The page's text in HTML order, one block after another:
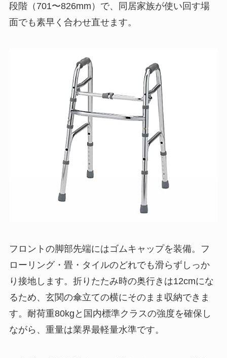
段階（701〜826mm）で、同居家族が使い回す場
面でも素早く合わせ直せます。
フロントの脚部先端にはゴムキャップを装備。フ
ローリング・畳・タイルのどれでも滑らずしっか
り接地します。折りたたみ時の奥行きは12cmにな
るため、玄関の傘立ての横にそのまま収納できま
す。耐荷重80kgと国内標準クラスの強度を確保し
ながら、重量は業界最軽量水準です。